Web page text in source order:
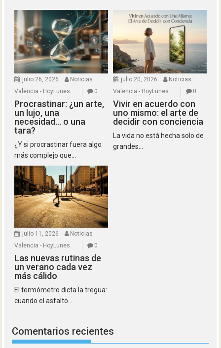
julio 26, 2026
Noticias
Valencia - HoyLunes
0
Procrastinar: ¿un arte,
un lujo, una
necesidad… o una
tara?
¿Y si procrastinar fuera algo
más complejo que...
julio 20, 2026
Noticias
Valencia - HoyLunes
0
Vivir en acuerdo con
uno mismo: el arte de
decidir con conciencia
La vida no está hecha solo de
grandes...
julio 11, 2026
Noticias
Valencia - HoyLunes
0
Las nuevas rutinas de
un verano cada vez
más cálido
El termómetro dicta la tregua:
cuando el asfalto...
Comentarios recientes